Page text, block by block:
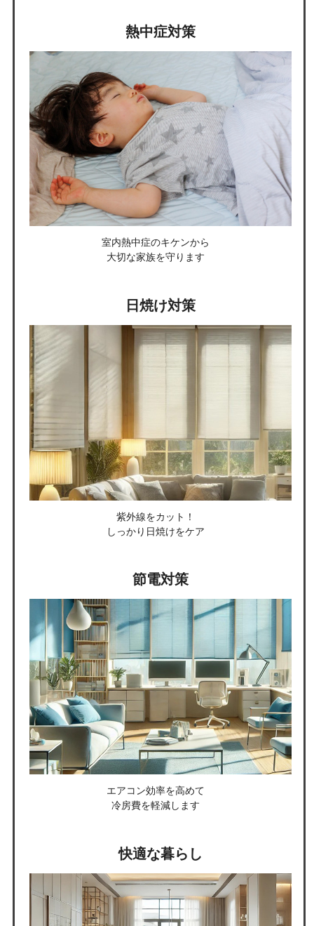
熱中症対策
室内熱中症のキケンから
大切な家族を守ります
日焼け対策
紫外線をカット！
しっかり日焼けをケア
節電対策
エアコン効率を高めて
冷房費を軽減します
快適な暮らし